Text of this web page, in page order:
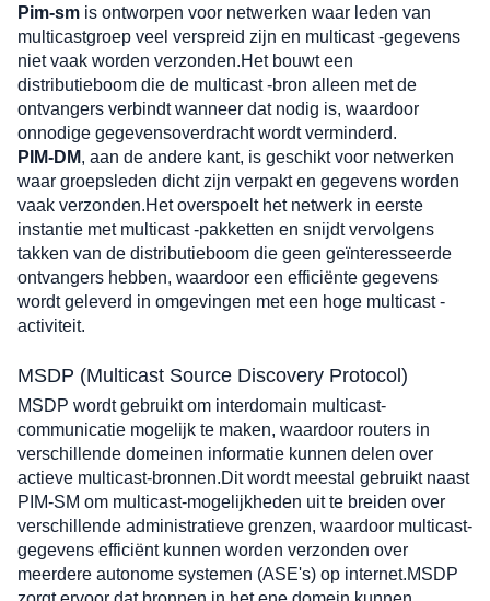
Pim-sm is ontworpen voor netwerken waar leden van
multicastgroep veel verspreid zijn en multicast -gegevens
niet vaak worden verzonden.Het bouwt een
distributieboom die de multicast -bron alleen met de
ontvangers verbindt wanneer dat nodig is, waardoor
onnodige gegevensoverdracht wordt verminderd.
PIM-DM, aan de andere kant, is geschikt voor netwerken
waar groepsleden dicht zijn verpakt en gegevens worden
vaak verzonden.Het overspoelt het netwerk in eerste
instantie met multicast -pakketten en snijdt vervolgens
takken van de distributieboom die geen geïnteresseerde
ontvangers hebben, waardoor een efficiënte gegevens
wordt geleverd in omgevingen met een hoge multicast -
activiteit.
MSDP (Multicast Source Discovery Protocol)
MSDP wordt gebruikt om interdomain multicast-
communicatie mogelijk te maken, waardoor routers in
verschillende domeinen informatie kunnen delen over
actieve multicast-bronnen.Dit wordt meestal gebruikt naast
PIM-SM om multicast-mogelijkheden uit te breiden over
verschillende administratieve grenzen, waardoor multicast-
gegevens efficiënt kunnen worden verzonden over
meerdere autonome systemen (ASE's) op internet.MSDP